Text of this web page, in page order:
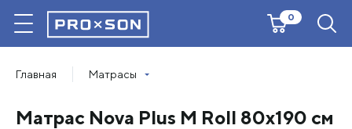
0
Главная Матрасы
Матрас Nova Plus M Roll 80х190 см